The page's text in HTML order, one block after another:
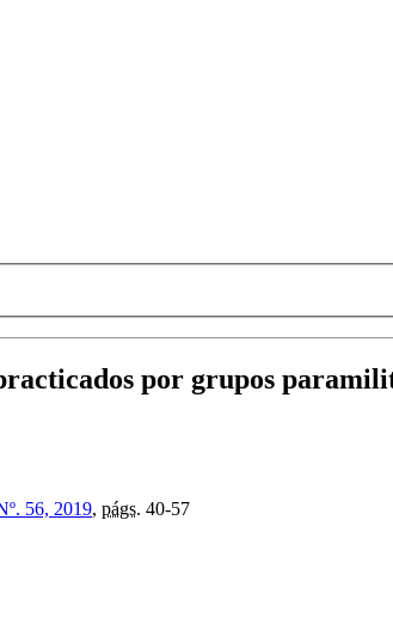
por grupos
56, 2019, págs. 40-57